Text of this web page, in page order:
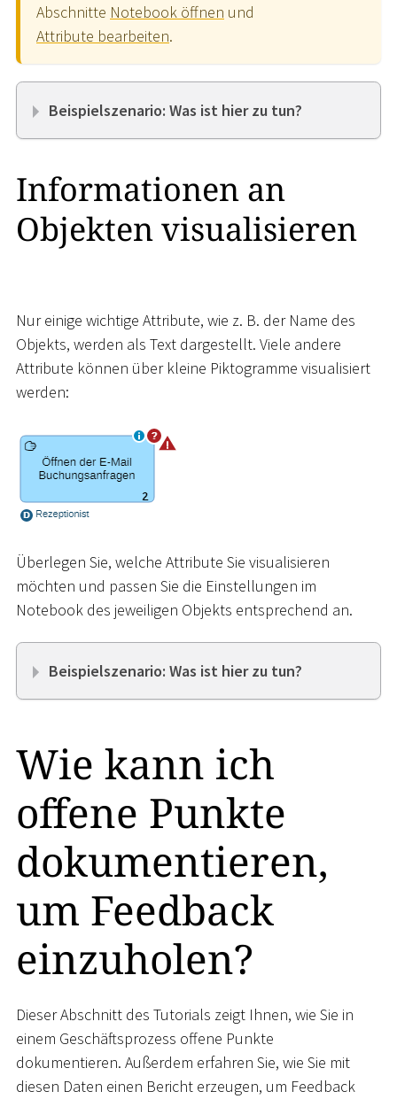
Abschnitte Notebook öffnen und
Attribute bearbeiten.
Beispielszenario: Was ist hier zu tun?
Informationen an
Objekten visualisieren
Nur einige wichtige Attribute, wie z. B. der Name des
Objekts, werden als Text dargestellt. Viele andere
Attribute können über kleine Piktogramme visualisiert
werden:
Überlegen Sie, welche Attribute Sie visualisieren
möchten und passen Sie die Einstellungen im
Notebook des jeweiligen Objekts entsprechend an.
Beispielszenario: Was ist hier zu tun?
Wie kann ich
offene Punkte
dokumentieren,
um Feedback
einzuholen?
Dieser Abschnitt des Tutorials zeigt Ihnen, wie Sie in
einem Geschäftsprozess offene Punkte
dokumentieren. Außerdem erfahren Sie, wie Sie mit
diesen Daten einen Bericht erzeugen, um Feedback